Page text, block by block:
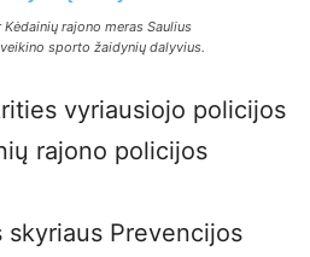
rajono meras Saulius
sporto žaidynių dalyvius.
vyriausiojo policijos
rajono policijos
Prevencijos